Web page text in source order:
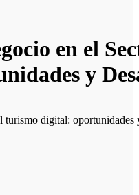
en el
y